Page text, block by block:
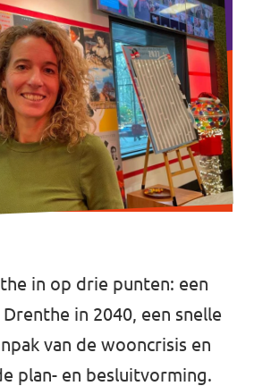
Drenthe!
in op drie punten: een
in 2040, een snelle
van de wooncrisis en
plan- en besluitvorming.